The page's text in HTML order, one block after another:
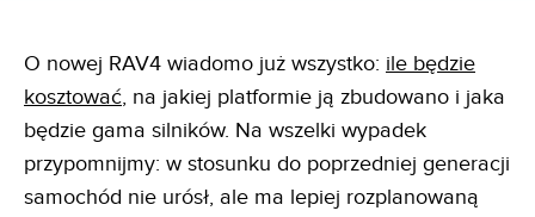
O nowej RAV4 wiadomo już wszystko: ile będzie
kosztować, na jakiej platformie ją zbudowano i jaka
będzie gama silników. Na wszelki wypadek
przypomnijmy: w stosunku do poprzedniej generacji
samochód nie urósł, ale ma lepiej rozplanowaną